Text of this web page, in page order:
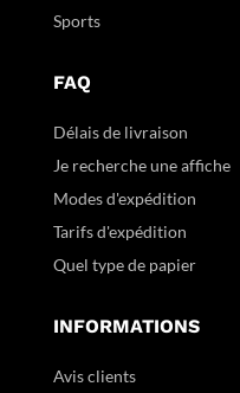
Sports
FAQ
Délais de livraison
Je recherche une affiche
Modes d'expédition
Tarifs d'expédition
Quel type de papier
INFORMATIONS
Avis clients